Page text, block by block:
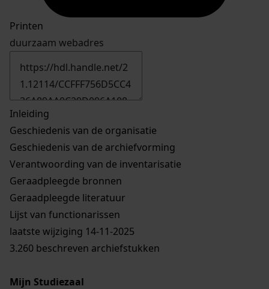
Printen
duurzaam webadres
Inleiding
Geschiedenis van de organisatie
Geschiedenis van de archiefvorming
Verantwoording van de inventarisatie
Geraadpleegde bronnen
Geraadpleegde literatuur
Lijst van functionarissen
laatste wijziging 14-11-2025
3.260 beschreven archiefstukken
Mijn Studiezaal